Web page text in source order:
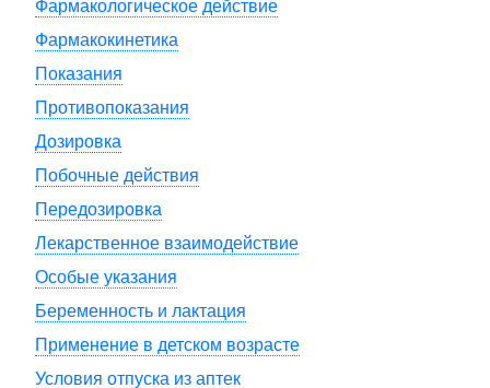
Фармакологическое действие
Фармакокинетика
Показания
Противопоказания
Дозировка
Побочные действия
Передозировка
Лекарственное взаимодействие
Особые указания
Беременность и лактация
Применение в детском возрасте
Условия отпуска из аптек